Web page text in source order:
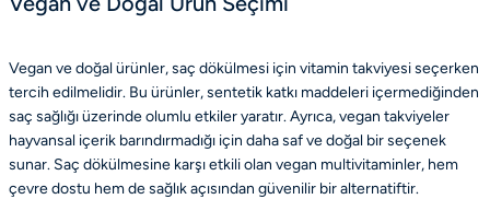
Vegan ve doğal ürünler, saç dökülmesi için vitamin takviyesi seçerken
tercih edilmelidir. Bu ürünler, sentetik katkı maddeleri içermediğinden
saç sağlığı üzerinde olumlu etkiler yaratır. Ayrıca, vegan takviyeler
hayvansal içerik barındırmadığı için daha saf ve doğal bir seçenek
sunar. Saç dökülmesine karşı etkili olan vegan multivitaminler, hem
çevre dostu hem de sağlık açısından güvenilir bir alternatiftir.